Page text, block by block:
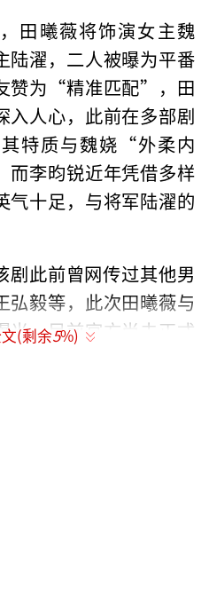
田曦薇将饰演女主魏
陆濯，二人被曝为平番
赞为“精准匹配”，田
入人心，此前在多部剧
特质与魏娆“外柔内
李昀锐近年凭借多样
气十足，与将军陆濯的
剧此前曾网传过其他男
弘毅等，此次田曦薇与
光，目前官方尚未正式
(剩余5%)